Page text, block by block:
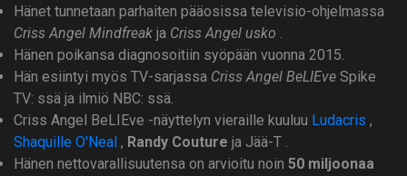
Hänet tunnetaan parhaiten pääosissa televisio-ohjelmassa
Criss Angel Mindfreak ja Criss Angel usko .
Hänen poikansa diagnosoitiin syöpään vuonna 2015.
Hän esiintyi myös TV-sarjassa Criss Angel BeLIEve Spike
TV: ssä ja ilmiö NBC: ssä.
Criss Angel BeLIEve -näyttelyn vieraille kuuluu Ludacris ,
Shaquille O'Neal , Randy Couture ja Jää-T .
Hänen nettovarallisuutensa on arvioitu noin 50 miljoonaa